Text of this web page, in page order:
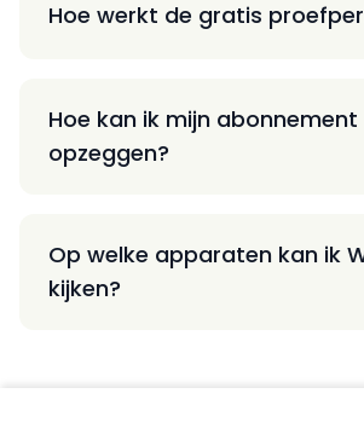
Hoe werkt de gratis
Hoe kan ik mijn abonnement
opzeggen?
Op welke apparaten kan ik
kijken?